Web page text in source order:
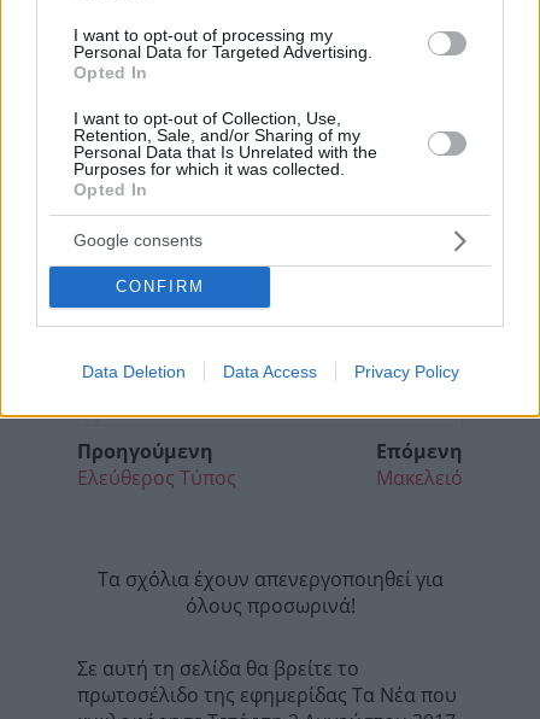
I want to opt-out of processing my
Personal Data for Targeted Advertising.
Opted In
I want to opt-out of Collection, Use,
Retention, Sale, and/or Sharing of my
Personal Data that Is Unrelated with the
Purposes for which it was collected.
Opted In
Google consents
CONFIRM
Data Deletion Data Access Privacy Policy
Προηγούμενη
Ελεύθερος Τύπος
Επόμενη
Μακελειό
Τα σχόλια έχουν απενεργοποιηθεί για
όλους προσωρινά!
Σε αυτή τη σελίδα θα βρείτε το
πρωτοσέλιδο της εφημερίδας Τα Νέα που